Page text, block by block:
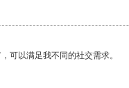
可以满足我不同的社交需求。